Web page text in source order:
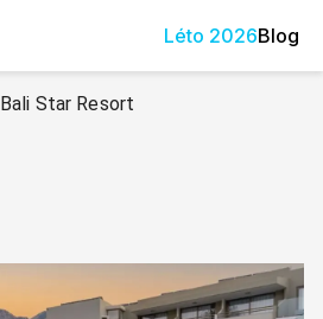
Léto 2026Blog
Bali Star Resort